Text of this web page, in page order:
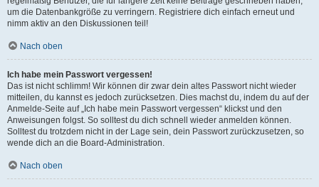
um die Datenbankgröße zu verringern. Registriere dich einfach erneut und
nimm aktiv an den Diskussionen teil!
Nach oben
Ich habe mein Passwort vergessen!
Das ist nicht schlimm! Wir können dir zwar dein altes Passwort nicht wieder
mitteilen, du kannst es jedoch zurücksetzen. Dies machst du, indem du auf der
Anmelde-Seite auf „Ich habe mein Passwort vergessen“ klickst und den
Anweisungen folgst. So solltest du dich schnell wieder anmelden können.
Solltest du trotzdem nicht in der Lage sein, dein Passwort zurückzusetzen, so
wende dich an die Board-Administration.
Nach oben